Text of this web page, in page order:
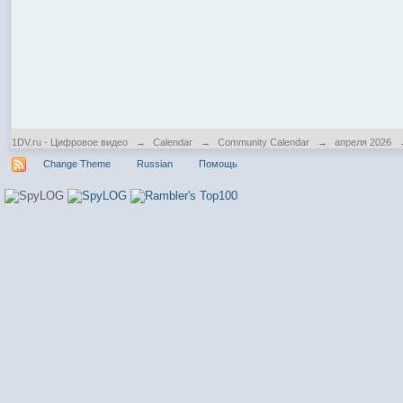
1DV.ru - Цифровое видео → Calendar → Community Calendar → апреля 2026
Change Theme
Russian Помощь